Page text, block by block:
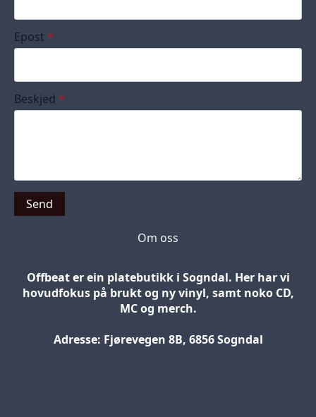
Epost *
Beskjed *
Send
Om oss
Offbeat er ein platebutikk i Sogndal. Her har vi
hovudfokus på brukt og ny vinyl, samt noko CD,
MC og merch.
Adresse: Fjørevegen 8B, 6856 Sogndal